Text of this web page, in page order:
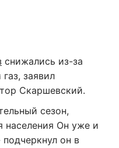
снижались из-за
заявил
Скаршевский.
сезон,
населения Он уже и
подчеркнул он в